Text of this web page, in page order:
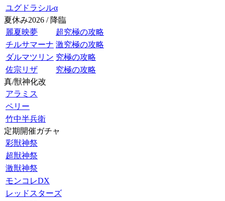
ユグドラシルα
夏休み2026 / 降臨
麗夏映夢
超究極の攻略
チルサマーナ 激究極の攻略
ダルマツリン 究極の攻略
佐宗リザ
究極の攻略
真/獣神化改
アラミス
ペリー
竹中半兵衛
定期開催ガチャ
彩獣神祭
超獣神祭
激獣神祭
モンコレDX
レッドスターズ